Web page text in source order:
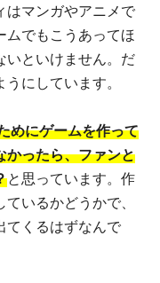
はマンガやアニメで
ムでもこうあってほ
いといけません。だ
にしています。
めにゲームを作って
かったら、ファンと
と思っています。作
いるかどうかで、
てくるはずなんで